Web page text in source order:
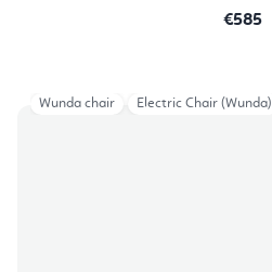
€585
Wunda chair Electric Chair (Wunda)